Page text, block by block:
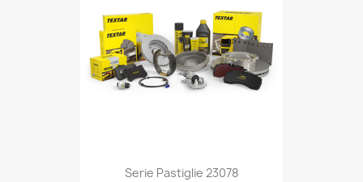
Serie Pastiglie 23078